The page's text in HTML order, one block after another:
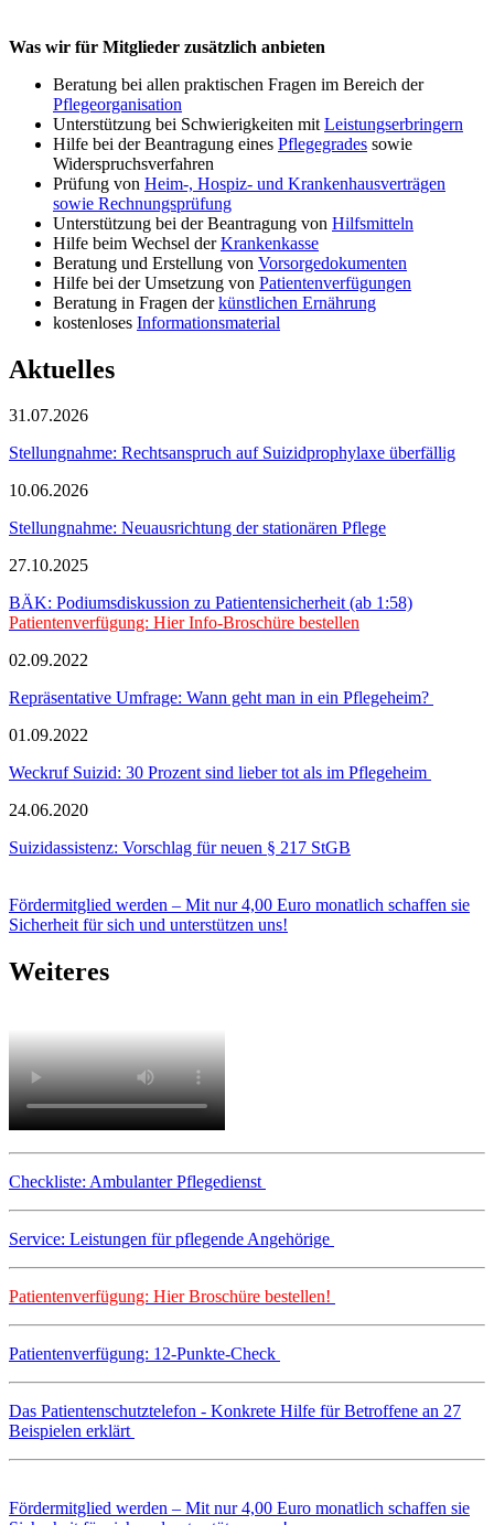
Was wir für Mitglieder zusätzlich anbieten
Beratung bei allen praktischen Fragen im Bereich der
Pflegeorganisation
Unterstützung bei Schwierigkeiten mit Leistungserbringern
Hilfe bei der Beantragung eines Pflegegrades sowie
Widerspruchsverfahren
Prüfung von Heim-, Hospiz- und Krankenhausverträgen
sowie Rechnungsprüfung
Unterstützung bei der Beantragung von Hilfsmitteln
Hilfe beim Wechsel derKrankenkasse
Beratung und Erstellung von Vorsorgedokumenten
Hilfe bei der Umsetzung von Patientenverfügungen
Beratung in Fragen derkünstlichen Ernährung
kostenloses Informationsmaterial
Aktuelles
31.07.2026
Stellungnahme: Rechtsanspruch auf Suizidprophylaxe überfällig
10.06.2026
Stellungnahme: Neuausrichtung der stationären Pflege
27.10.2025
BÄK: Podiumsdiskussion zu Patientensicherheit (ab 1:58)
Patientenverfügung: Hier Info-Broschüre bestellen
02.09.2022
Repräsentative Umfrage: Wann geht man in ein Pflegeheim?
01.09.2022
Weckruf Suizid: 30 Prozent sind lieber tot als im Pflegeheim
24.06.2020
Suizidassistenz: Vorschlag für neuen § 217 StGB
Fördermitglied werden – Mit nur 4,00 Euro monatlich schaffen sie
Sicherheit für sich und unterstützen uns!
Weiteres
Checkliste: Ambulanter Pflegedienst
Service: Leistungen für pflegende Angehörige
Patientenverfügung: Hier Broschüre bestellen!
Patientenverfügung: 12-Punkte-Check
Das Patientenschutztelefon - Konkrete Hilfe für Betroffene an 27
Beispielen erklärt
Fördermitglied werden – Mit nur 4,00 Euro monatlich schaffen sie